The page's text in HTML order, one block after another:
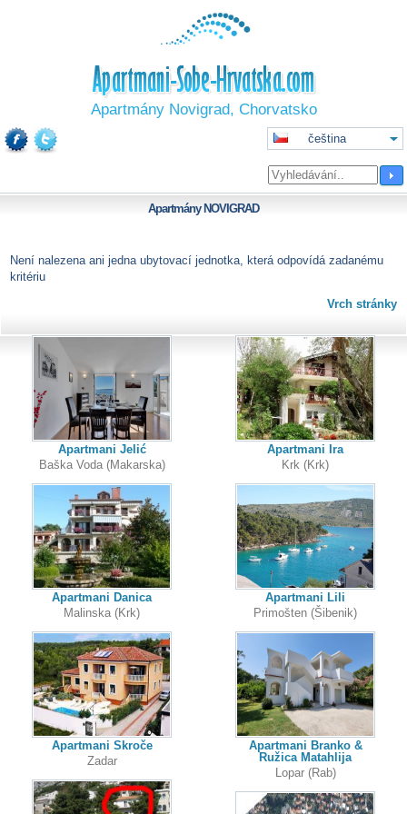
Apartmány Novigrad, Chorvatsko
čeština
Apartmány NOVIGRAD
Není nalezena ani jedna ubytovací jednotka, která odpovídá zadanému
kritériu
Vrch stránky
Apartmani Jelić
Baška Voda (Makarska)
Apartmani Danica
Malinska (Krk)
Apartmani Skroče
Zadar
Apartmani Ira
Krk (Krk)
Apartmani Lili
Primošten (Šibenik)
Apartmani Branko &
Ružica Matahlija
Lopar (Rab)